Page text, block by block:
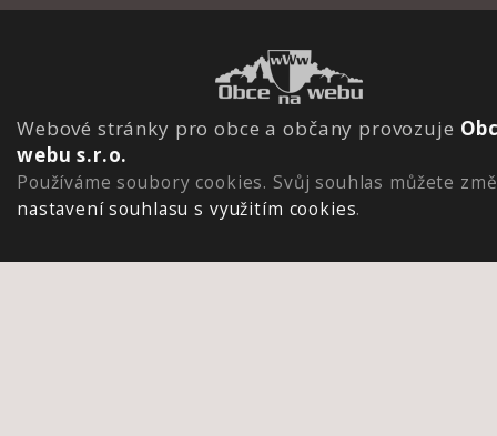
Webové stránky pro obce a občany provozuje
webu s.r.o.
Používáme soubory cookies. Svůj souhlas můžete
nastavení souhlasu s využitím cookies.